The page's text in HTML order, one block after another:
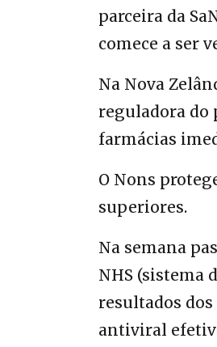
parceira da
comece a ser
Na Nova
reguladora do
farmácias
O Nons
superiores.
Na semana
NHS (sistema
resultados
antiviral